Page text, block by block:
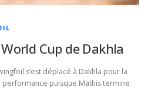
Cup de Dakhla
s’est déplacé à Dakhla pour la
puisque Mathis termine